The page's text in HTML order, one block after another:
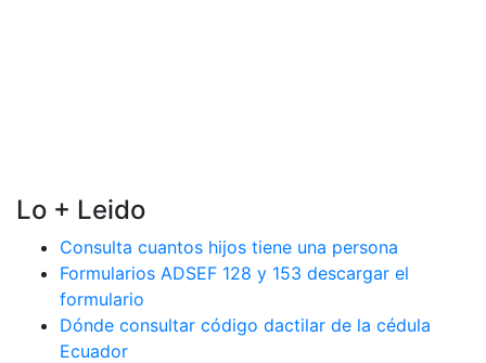
Lo + Leido
Consulta cuantos hijos tiene una persona
Formularios ADSEF 128 y 153 descargar el
formulario
Dónde consultar código dactilar de la cédula
Ecuador